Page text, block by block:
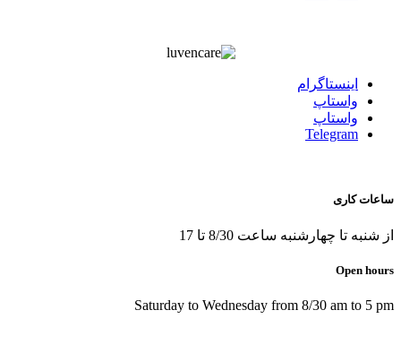
اينستاگرام
واستاپ
واستاپ
Telegram
ساعات کاری
از شنبه تا چهارشنبه ساعت 8/30 تا 17
Open hours
Saturday to Wednesday from 8/30 am to 5 pm